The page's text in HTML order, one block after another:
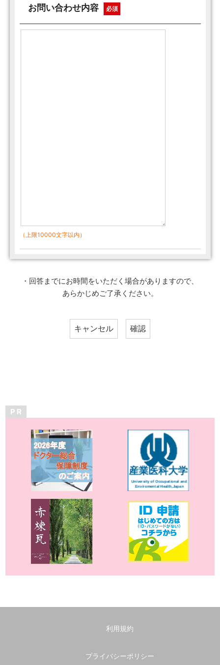
お問い合わせ内容 必須
（上限10000文字以内）
・回答までにお時間をいただく場合がありますので、
あらかじめご了承ください。
P R
利用規約
プライバシーポリシー